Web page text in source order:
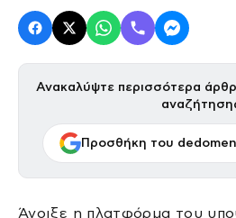
Ανακαλύψτε περισσότερα
Προσθήκη του
Άνοιξε η πλατφόρμα του